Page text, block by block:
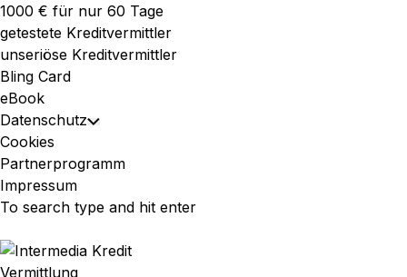
1000 € für nur 60 Tage
getestete Kreditvermittler
unseriöse Kreditvermittler
Bling Card
eBook
Datenschutz Toggle
Menu
Cookies
Partnerprogramm
Impressum
Vermittlung